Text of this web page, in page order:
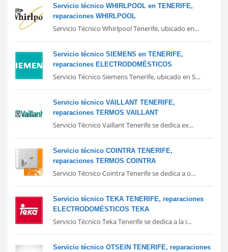
Servicio técnico WHIRLPOOL en TENERIFE,
reparaciones WHIRLPOOL
Servicio Técnico Whirlpool Tenerife, ubicado en...
Servicio técnico SIEMENS en TENERIFE,
reparaciones ELECTRODOMÉSTICOS
Servicio Técnico Siemens Tenerife, ubicado en S...
Servicio técnico VAILLANT TENERIFE,
reparaciones TERMOS VAILLANT
Servicio Técnico Vaillant Tenerife se dedica ex...
Servicio técnico COINTRA TENERIFE,
reparaciones TERMOS COINTRA
Servicio Técnico Cointra Tenerife se dedica a o...
Servicio técnico TEKA TENERIFE, reparaciones
ELECTRODOMÉSTICOS TEKA
Servicio Técnico Teka Tenerife se dedica a la i...
Servicio técnico OTSEIN TENERIFE, reparaciones